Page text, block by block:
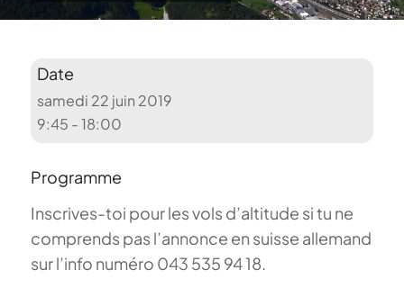
Date
samedi 22 juin 2019
9:45 - 18:00
Programme
Inscrives-toi pour les vols d’altitude si tu ne
comprends pas l’annonce en suisse allemand
sur l’info numéro 043 535 94 18.